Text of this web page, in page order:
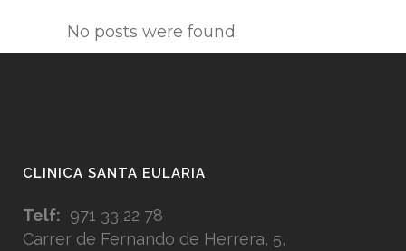
No posts were found.
CLINICA SANTA EULARIA
Telf: 971 33 22 78
Carrer de Fernando de Herrera, 5,